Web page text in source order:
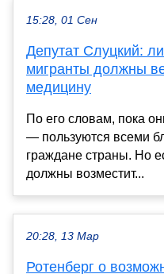
15:28, 01 Сен
Депутат Слуцкий:
мигранты должны
медицину
По его словам, пока
— пользуются всеми
граждане страны. Но
должны возместит...
20:28, 13 Мар
Ротенберг о